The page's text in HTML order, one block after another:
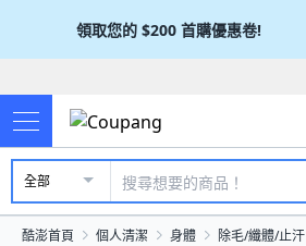
領取您的 $200 首購優惠卷!
全部
酷澎首頁 個人清潔 身體 除毛/纖體/止汗